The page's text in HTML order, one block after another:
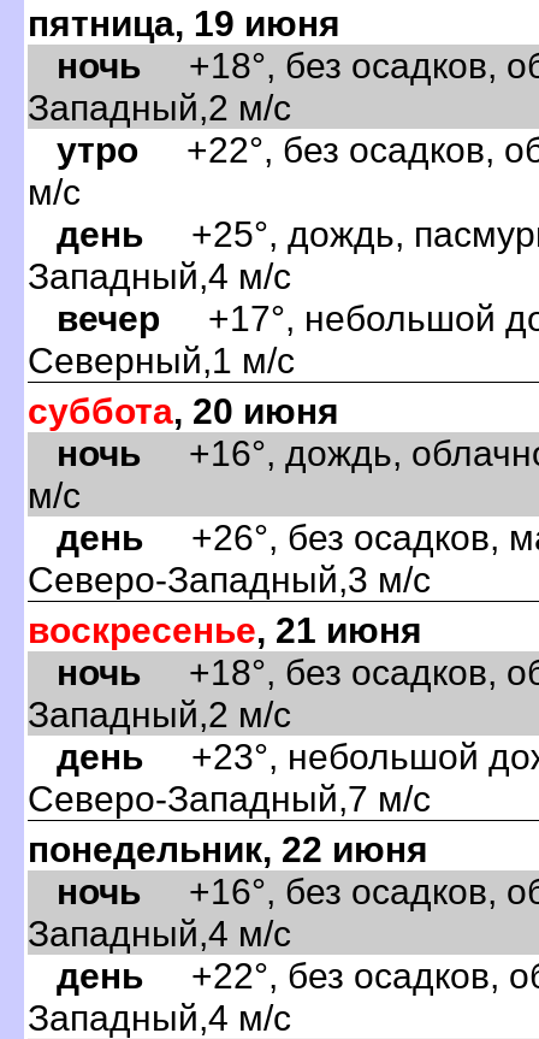
пятница, 19 июня
ночь +18°, без осадков,
Западный,2 м/с
утро +22°, без осадков,
м/с
день +25°, дождь,
Западный,4 м/с
ечер +17°, небольшой
Северный,1 м/с
суббота, 20 июня
ночь +16°, дождь,
м/с
день +26°, без осадков,
Северо-Западный,3 м/с
оскресенье, 21 июня
ночь +18°, без осадков,
Западный,2 м/с
день +23°, небольшой
Северо-Западный,7 м/с
понедельник, 22 июня
ночь +16°, без осадков,
Западный,4 м/с
день +22°, без осадков,
Западный,4 м/с